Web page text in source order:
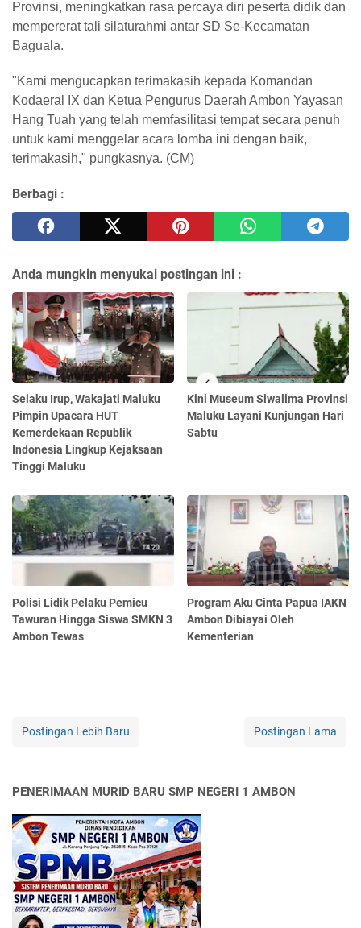
Provinsi, meningkatkan rasa percaya diri peserta didik dan
mempererat tali silaturahmi antar SD Se-Kecamatan
Baguala.
"Kami mengucapkan terimakasih kepada Komandan
Kodaeral IX dan Ketua Pengurus Daerah Ambon Yayasan
Hang Tuah yang telah memfasilitasi tempat secara penuh
untuk kami menggelar acara lomba ini dengan baik,
terimakasih," pungkasnya. (CM)
Berbagi :
Anda mungkin menyukai postingan ini :
Selaku Irup, Wakajati Maluku
Pimpin Upacara HUT
Kemerdekaan Republik
Indonesia Lingkup Kejaksaan
Tinggi Maluku
Kini Museum Siwalima Provinsi
Maluku Layani Kunjungan Hari
Sabtu
Polisi Lidik Pelaku Pemicu
Tawuran Hingga Siswa SMKN 3
Ambon Tewas
Program Aku Cinta Papua IAKN
Ambon Dibiayai Oleh
Kementerian
Postingan Lebih Baru Postingan Lama
PENERIMAAN MURID BARU SMP NEGERI 1 AMBON